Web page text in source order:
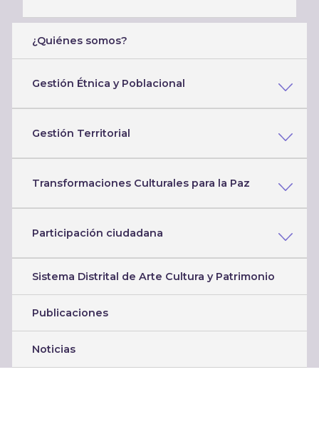
¿Quiénes somos?
Gestión Étnica y Poblacional
Gestión Territorial
Transformaciones Culturales para la Paz
Participación ciudadana
Sistema Distrital de Arte Cultura y Patrimonio
Publicaciones
Noticias